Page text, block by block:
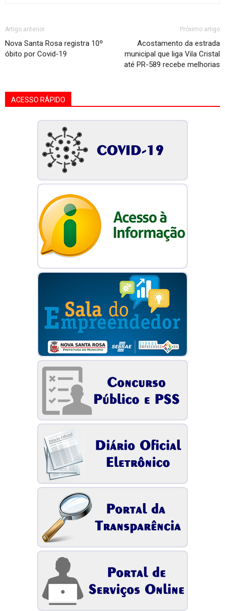
Artigo anterior
Nova Santa Rosa registra 10º
óbito por Covid-19
Próximo artigo
Acostamento da estrada
municipal que liga Vila Cristal
até PR-589 recebe melhorias
ACESSO RÁPIDO